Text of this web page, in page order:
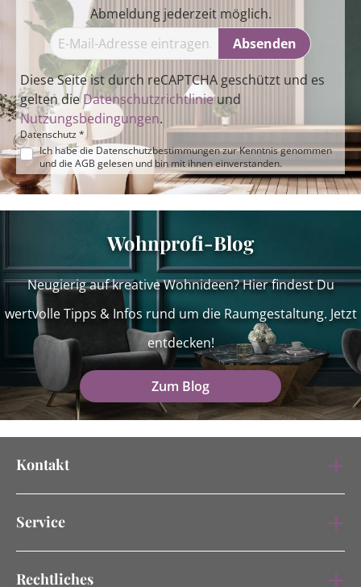
Abmeldung jederzeit möglich.
Absenden
Diese Seite ist durch reCAPTCHA geschützt und es
gelten dieDatenschutzrichtlinieund
Nutzungsbedingungen.
Datenschutz *
Ich habe die Datenschutzbestimmungenzur Kenntnis genommen
und die AGB gelesen und bin mit ihnen einverstanden.
Wohnprofi-Blog
Neugierig auf kreative Wohnideen? Hier findest Du
wertvolle Tipps & Infos rund um die Raumgestaltung. Jetzt
entdecken!
Zum Blog
Kontakt
Service
Rechtliches